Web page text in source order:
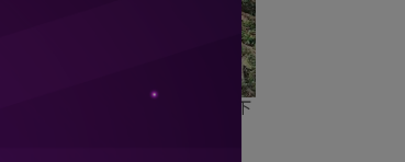
VG 透氣彈性臂套-此為贈品區請勿下